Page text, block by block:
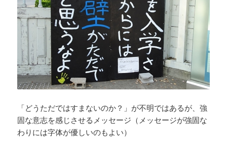
「どうただではすまないのか？」が不明ではあるが、強
固な意志を感じさせるメッセージ（メッセージが強固な
わりには字体が優しいのもよい）